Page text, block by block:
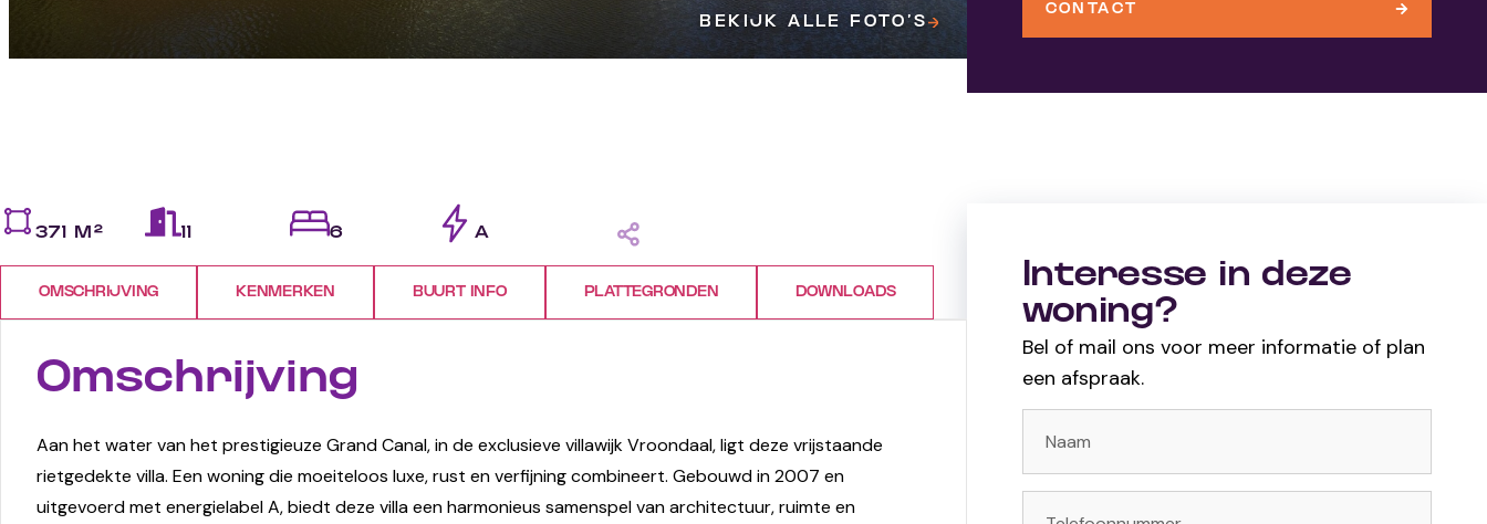
BEKIJK ALLE FOTO’S
CONTACT
371 M² 6 A
OMSCHRIJVING KENMERKEN BUURT INFO PLATTEGRONDEN DOWNLOADS
Omschrijving
Aan het water van het prestigieuze Grand Canal, in de exclusieve villawijk Vroondaal, ligt deze vrijstaande
rietgedekte villa. Een woning die moeiteloos luxe, rust en verfijning combineert. Gebouwd in 2007 en
uitgevoerd met energielabel A, biedt deze villa een harmonieus samenspel van architectuur, ruimte en
Interesse in deze
woning?
Bel of mail ons voor meer informatie of plan
een afspraak.